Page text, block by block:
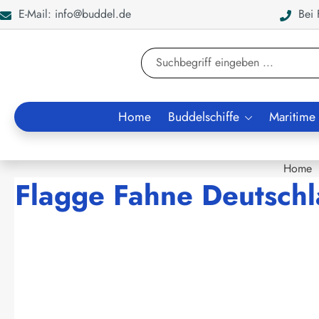
Zur Suche springen
E-Mail: info@buddel.de Bei
Home Buddelschiffe
Home
Flagge Fahne